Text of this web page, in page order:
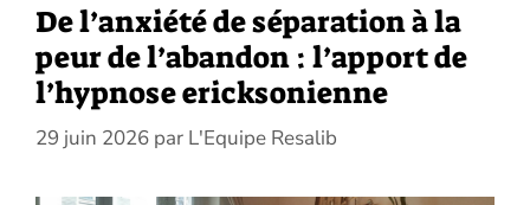
De l’anxiété de séparation à la
peur de l’abandon : l’apport de
l’hypnose ericksonienne
29 juin 2026 par L'Equipe Resalib